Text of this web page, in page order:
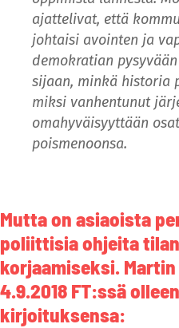
ajattelivat, että
johtaisi avointen ja
demokratian
sijaan, minkä historia
miksi vanhentunut
omahyväisyyttään
poismenoonsa.
Mutta on asiaoista
poliittisia ohjeita
korjaamiseksi.
4.9.2018 FT:ssä
kirjoituksensa: